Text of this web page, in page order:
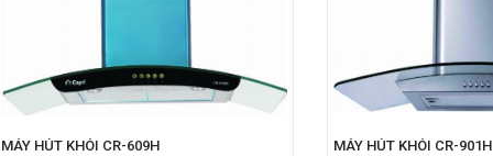
MÁY HÚT KHÓI CR-609H MÁY HÚT KHÓI CR-901H